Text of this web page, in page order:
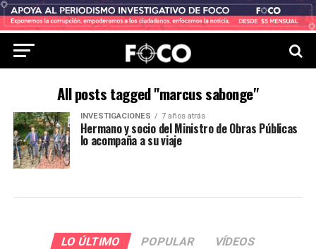
All posts tagged "marcus sabonge"
INVESTIGACIONES 7 años atrás
Hermano y socio del Ministro de Obras Públicas
lo acompaña a su viaje
LO ÚLTIMO POPULAR VÍDEOS